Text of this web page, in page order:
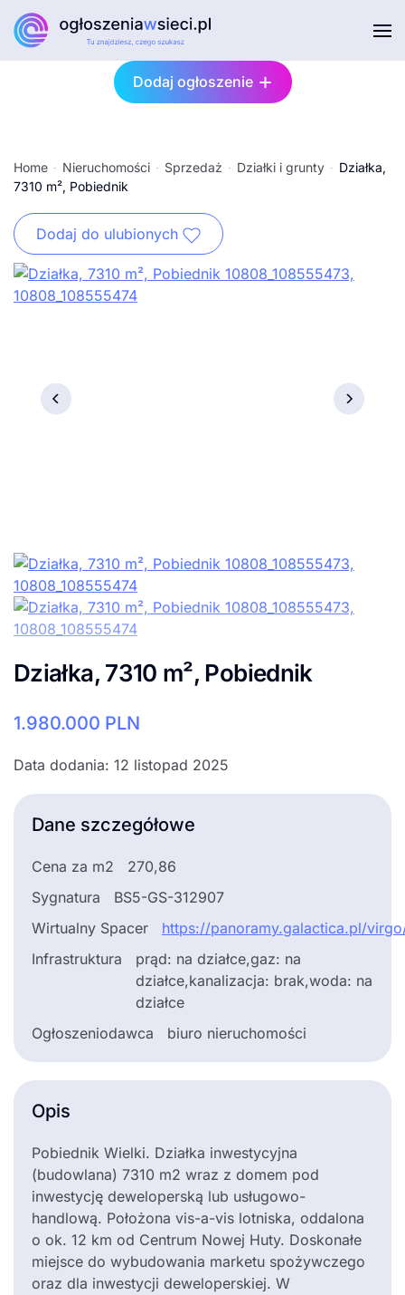
Dodaj ogłoszenie
Home Nieruchomości Sprzedaż Działki i grunty
Działka,
7310 m², Pobiednik
Dodaj do ulubionych
Działka, 7310 m², Pobiednik
1.980.000 PLN
Data dodania: 12 listopad 2025
Dane szczegółowe
Cena za m2
270,86
Sygnatura
BS5-GS-312907
Wirtualny Spacer
https://panoramy.galactica.pl/
Infrastruktura
prąd: na działce,gaz: na
działce,kanalizacja: brak,woda: na
działce
Ogłoszeniodawca
biuro nieruchomości
Opis
Pobiednik Wielki. Działka inwestycyjna
(budowlana) 7310 m2 wraz z domem pod
inwestycję deweloperską lub usługowo-
handlową. Położona vis-a-vis lotniska, oddalona
o ok. 12 km od Centrum Nowej Huty. Doskonałe
miejsce do wybudowania marketu spożywczego
oraz dla inwestycji deweloperskiej. W